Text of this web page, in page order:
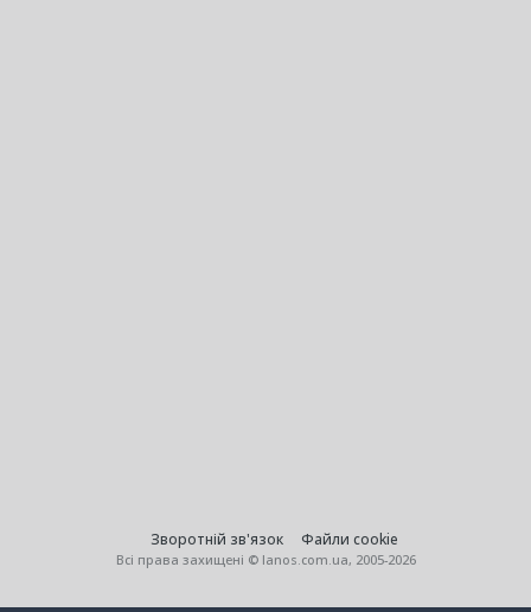
Зворотній зв'язок Файли cookie
Всі права захищені © lanos.com.ua, 2005-2026